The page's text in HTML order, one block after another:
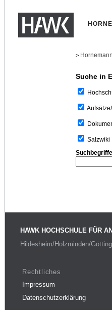
>
Suche in
Salzwiki
HAWK HOCHSCHULE FÜR
Hildesheim/Holzminden/
Rechtliches
Impressum
Datenschutzerklärung